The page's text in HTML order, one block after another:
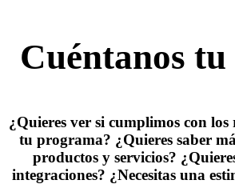
Cuéntanos tu
¿Quieres ver si cumplimos con
tu programa? ¿Quieres saber
productos y servicios?
integraciones? ¿Necesitas una